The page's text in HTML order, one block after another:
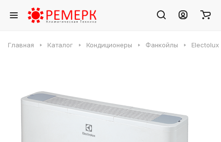
Главная Каталог Кондиционеры Фанкойлы